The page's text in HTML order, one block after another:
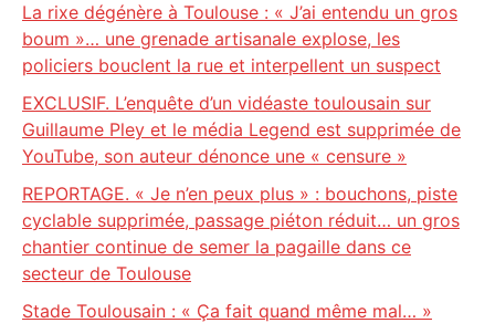
La rixe dégénère à Toulouse : « J’ai entendu un gros
boum »… une grenade artisanale explose, les
policiers bouclent la rue et interpellent un suspect
EXCLUSIF. L’enquête d’un vidéaste toulousain sur
Guillaume Pley et le média Legend est supprimée de
YouTube, son auteur dénonce une « censure »
REPORTAGE. « Je n’en peux plus » : bouchons, piste
cyclable supprimée, passage piéton réduit… un gros
chantier continue de semer la pagaille dans ce
secteur de Toulouse
Stade Toulousain : « Ça fait quand même mal… »